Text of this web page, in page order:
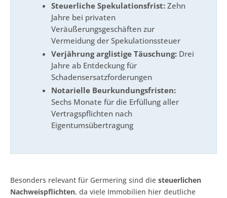
Steuerliche Spekulationsfrist:Zehn
Jahre bei privaten
Veräußerungsgeschäften zur
Vermeidung der Spekulationssteuer
Verjährung arglistige Täuschung: Drei
Jahre ab Entdeckung für
Schadensersatzforderungen
Notarielle Beurkundungsfristen:
Sechs Monate für die Erfüllung aller
Vertragspflichten nach
Eigentumsübertragung
Besonders relevant für Germering sind die steuerlichen
Nachweispflichten, da viele Immobilien hier deutliche